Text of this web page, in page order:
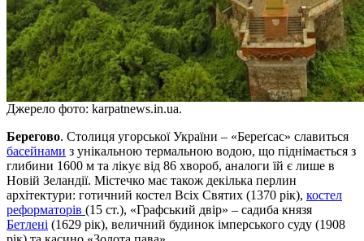
Джерело фото: karpatnews.in.ua.
Берегово. Столиця угорської України – «Береґсас» славиться
басейнами з унікальною термальною водою, що піднімається з
глибини 1600 м та лікує від 86 хвороб, аналоги їй є лише в
Новій Зеландії. Містечко має також декілька перлин
архітектури: готичний костел Всіх Святих (1370 рік), костел
реформаторів (15 ст.), «Графський двір» – садиба князя
Бетлені (1629 рік), величний будинок імперського суду (1908